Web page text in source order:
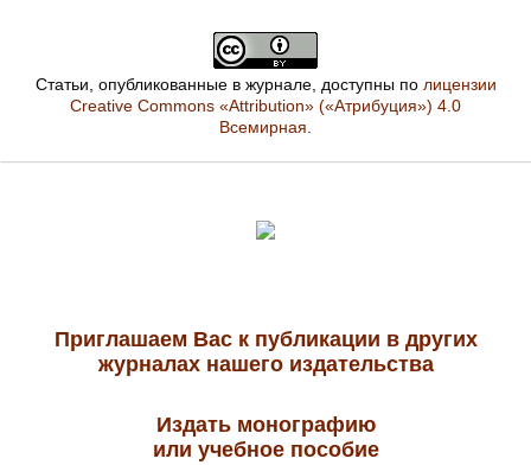
Статьи, опубликованные в журнале, доступны по лицензии
Creative Commons «Attribution» («Атрибуция») 4.0
Всемирная.
Приглашаем Вас к публикации в других
журналах нашего издательства
Издать монографию
или учебное пособие